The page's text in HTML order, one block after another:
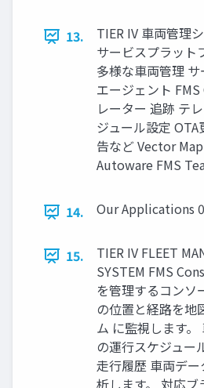
13.
TIER IV 車両管理
サービスプラット
多様な車両管理
エージェント
レーター 追跡 テ
ジュール設定
告など Vector
Autoware FMS
14. Our Applications
15.
TIER IV FLEET
SYSTEM FMS
を管理するコンソ
の位置と経路を地
ム に監視します
の運行スケジュー
走行履歴 車両デ